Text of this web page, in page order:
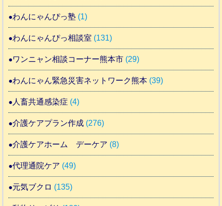
わんにゃんぴっ塾 (1)
わんにゃんぴっ相談室 (131)
ワンニャン相談コーナー熊本市 (29)
わんにゃん緊急災害ネットワーク熊本 (39)
人畜共通感染症 (4)
介護ケアプラン作成 (276)
介護ケアホーム デーケア (8)
代理通院ケア (49)
元気ブクロ (135)